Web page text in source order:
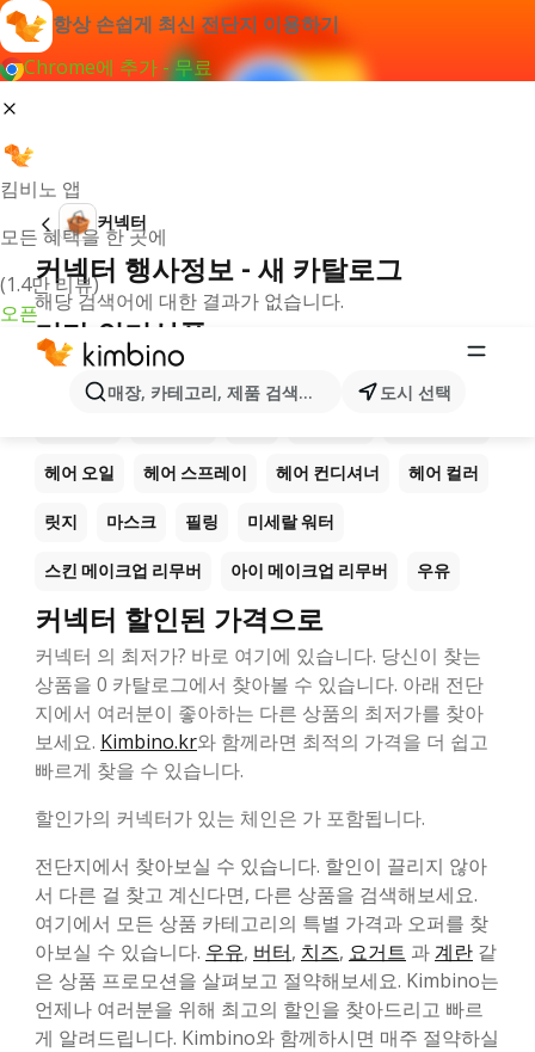
항상 손쉽게 최신 전단지 이용하기
Chrome에 추가 - 무료
킴비노 앱
모든 혜택을 한 곳에
(1.4만 리뷰)
오픈
매장, 카테고리, 제품 검색... 도시 선택
커넥터
커넥터 행사정보 - 새 카탈로그
해당 검색어에 대한 결과가 없습니다.
기타 인기상품
헤어 오일 헤어 스프레이 헤어 컨디셔너 헤어 컬러
릿지 마스크 필링 미세랄 워터
스킨 메이크업 리무버 아이 메이크업 리무버 우유
커넥터 할인된 가격으로
커넥터 의 최저가? 바로 여기에 있습니다. 당신이 찾는
상품을 0 카탈로그에서 찾아볼 수 있습니다. 아래 전단
지에서 여러분이 좋아하는 다른 상품의 최저가를 찾아
보세요. Kimbino.kr와 함께라면 최적의 가격을 더 쉽고
빠르게 찾을 수 있습니다.
할인가의 커넥터가 있는 체인은 가 포함됩니다.
전단지에서 찾아보실 수 있습니다. 할인이 끌리지 않아
서 다른 걸 찾고 계신다면, 다른 상품을 검색해보세요.
여기에서 모든 상품 카테고리의 특별 가격과 오퍼를 찾
아보실 수 있습니다. 우유, 버터, 치즈, 요거트 과 계란 같
은 상품 프로모션을 살펴보고 절약해보세요. Kimbino는
언제나 여러분을 위해 최고의 할인을 찾아드리고 빠르
게 알려드립니다. Kimbino와 함께하시면 매주 절약하실